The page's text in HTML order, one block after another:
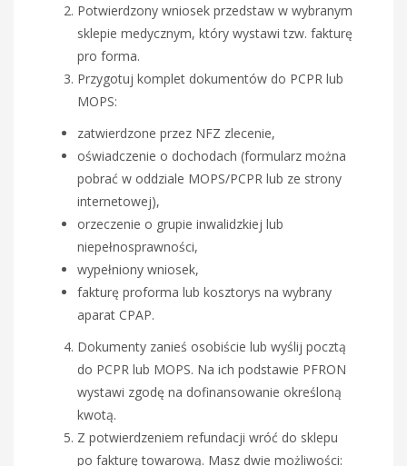
Potwierdzony wniosek przedstaw w wybranym
sklepie medycznym, który wystawi tzw. fakturę
pro forma.
Przygotuj komplet dokumentów do PCPR lub
MOPS:
zatwierdzone przez NFZ zlecenie,
oświadczenie o dochodach (formularz można
pobrać w oddziale MOPS/PCPR lub ze strony
internetowej),
orzeczenie o grupie inwalidzkiej lub
niepełnosprawności,
wypełniony wniosek,
fakturę proforma lub kosztorys na wybrany
aparat CPAP.
Dokumenty zanieś osobiście lub wyślij pocztą
do PCPR lub MOPS. Na ich podstawie PFRON
wystawi zgodę na dofinansowanie określoną
kwotą.
Z potwierdzeniem refundacji wróć do sklepu
po fakturę towarową. Masz dwie możliwości: